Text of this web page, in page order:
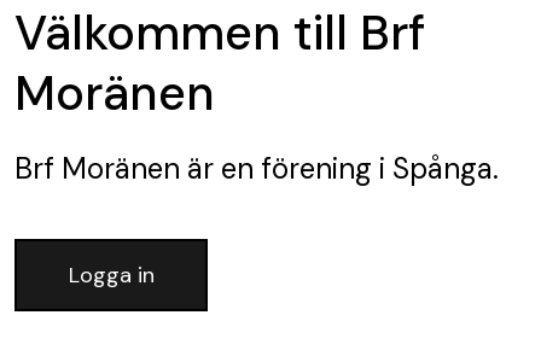
Välkommen till Brf
Moränen
Brf Moränen är en förening i Spånga.
Logga in